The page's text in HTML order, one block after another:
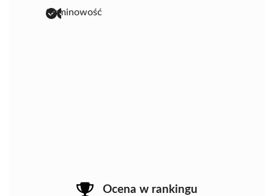
terminowość
Ocena w rankingu